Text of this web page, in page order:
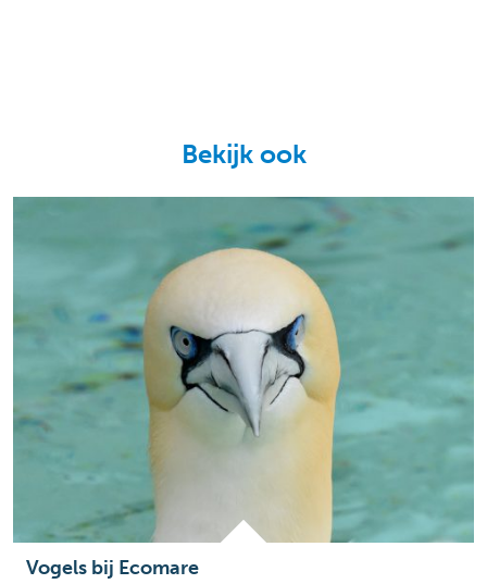
Bekijk ook
Vogels bij Ecomare